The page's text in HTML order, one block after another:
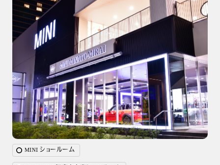
MINI ショールーム